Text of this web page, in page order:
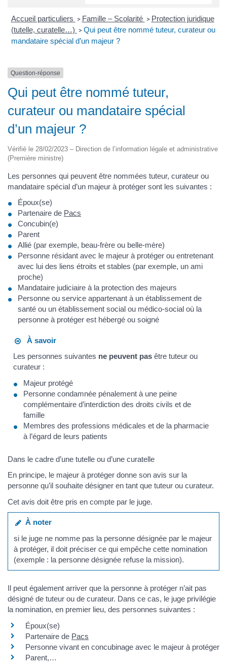
Accueil particuliers > Famille – Scolarité > Protection juridique
(tutelle, curatelle…) > Qui peut être nommé tuteur, curateur ou
mandataire spécial d’un majeur ?
Question-réponse
Qui peut être nommé tuteur,
curateur ou mandataire spécial
d’un majeur ?
Vérifié le 28/02/2023 – Direction de l’information légale et administrative
(Première ministre)
Les personnes qui peuvent être nommées tuteur, curateur ou
mandataire spécial d’un majeur à protéger sont les suivantes :
Époux(se)
Partenaire de Pacs
Concubin(e)
Parent
Allié (par exemple, beau-frère ou belle-mère)
Personne résidant avec le majeur à protéger ou entretenant
avec lui des liens étroits et stables (par exemple, un ami
proche)
Mandataire judiciaire à la protection des majeurs
Personne ou service appartenant à un établissement de
santé ou un établissement social ou médico-social où la
personne à protéger est hébergé ou soigné
À savoir
Les personnes suivantes ne peuvent pas être tuteur ou
curateur :
Majeur protégé
Personne condamnée pénalement à une peine
complémentaire d’interdiction des droits civils et de
famille
Membres des professions médicales et de la pharmacie
à l’égard de leurs patients
Dans le cadre d’une tutelle ou d’une curatelle
En principe, le majeur à protéger donne son avis sur la
personne qu’il souhaite désigner en tant que tuteur ou curateur.
Cet avis doit être pris en compte par le juge.
À noter
si le juge ne nomme pas la personne désignée par le majeur
à protéger, il doit préciser ce qui empêche cette nomination
(exemple : la personne désignée refuse la mission).
Il peut également arriver que la personne à protéger n’ait pas
désigné de tuteur ou de curateur. Dans ce cas, le juge privilégie
la nomination, en premier lieu, des personnes suivantes :
Époux(se)
Partenaire de Pacs
Personne vivant en concubinage avec le majeur à protéger
Parent,…